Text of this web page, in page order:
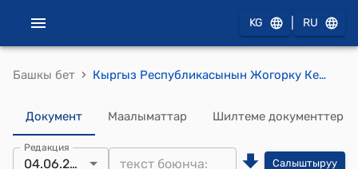
KG RU
Башкы бет › Кыргыз Республикасынын Жогорку Кеңешинин 2025-жылдын 4-июнундагы № 3121-VII "Нотариат жөнүндө" Кыргыз Республикасынын Мыйзамына өзгөртүүлөрдү киргизүү тууралуу" Кыргыз Республикасынын Мыйзамынын долбоорун экинчи окууда кабыл алуу жөнүндө" токтому
Документ Маалыматтар Шилтеме документтер
Редакция
04.06.2025 Салыштыруу